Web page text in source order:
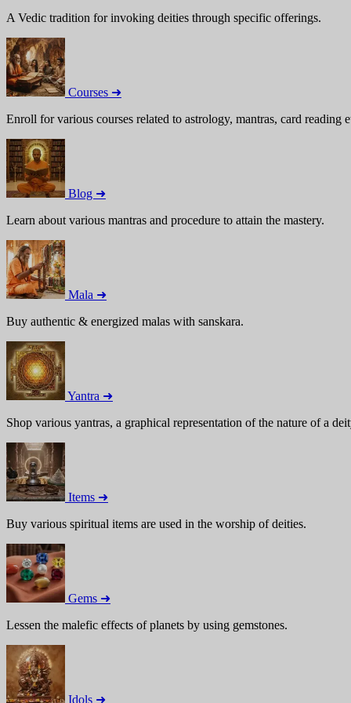
A Vedic tradition for invoking deities through specific offerings.
Courses ➜
Enroll for various courses related to astrology, mantras, card reading
Blog ➜
Learn about various mantras and procedure to attain the mastery.
Mala ➜
Buy authentic & energized malas with sanskara.
Yantra ➜
Shop various yantras, a graphical representation of the nature of a
Items ➜
Buy various spiritual items are used in the worship of deities.
Gems ➜
Lessen the malefic effects of planets by using gemstones.
Idols ➜